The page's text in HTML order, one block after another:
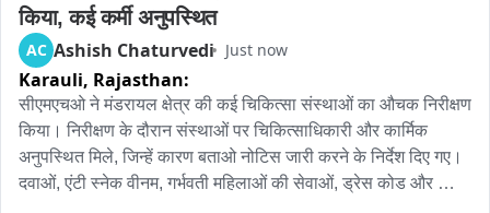
किया, कई कर्मी अनुपस्थित
AC Ashish Chaturvedi Just now
Karauli, Rajasthan:
सीएमएचओ ने मंडरायल क्षेत्र की कई चिकित्सा संस्थाओं का औचक निरीक्षण
किया। निरीक्षण के दौरान संस्थाओं पर चिकित्साधिकारी और कार्मिक
अनुपस्थित मिले, जिन्हें कारण बताओ नोटिस जारी करने के निर्देश दिए गए।
दवाओं, एंटी स्नेक वीनम, गर्भवती महिलाओं की सेवाओं, ड्रेस कोड और